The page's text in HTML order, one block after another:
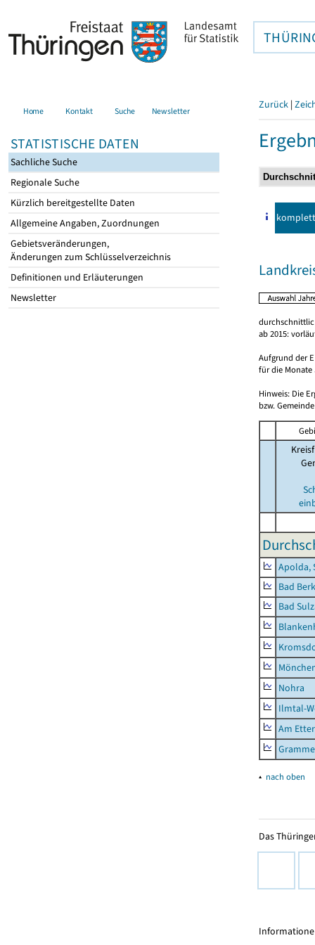
Home Kontakt Suche Newsletter
STATISTISCHE DATEN
Sachliche Suche
Regionale Suche
Kürzlich bereitgestellte Daten
Allgemeine Angaben, Zuordnungen
Gebietsveränderungen,
Änderungen zum Schlüsselverzeichnis
Definitionen und Erläuterungen
Newsletter
Zurück |
komplett
ab 2015:
Aufgrund der
für die Monate
Hinweis: Die
bzw.
Apolda,
Bad
Bad
Nohra
Ilmtal-
Am
▴ nach oben
Das